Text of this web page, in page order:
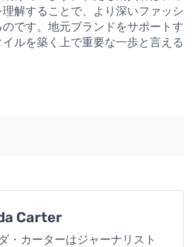
解することで、より深いファッシ
です。地元ブランドをサポートす
ルを築く上で重要な一歩と言える
Carter
・カーターはジャーナリスト